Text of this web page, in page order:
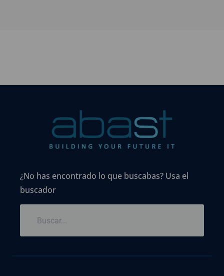
¿No has encontrado lo que buscabas? Usa el
buscador